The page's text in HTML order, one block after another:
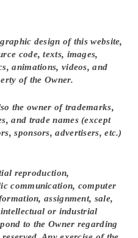
design of this website,
code, texts, images,
animations, videos, and
of the Owner.
the owner of trademarks,
and trade names (except
sponsors, advertisers, etc.)
reproduction,
communication, computer
assignment, sale,
or industrial
to the Owner regarding